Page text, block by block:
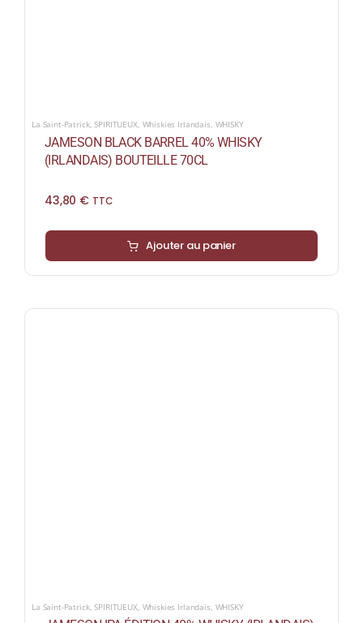
La Saint-Patrick,SPIRITUEUX, Whiskies Irlandais, WHISKY
JAMESON BLACK BARREL 40% WHISKY
(IRLANDAIS) BOUTEILLE 70CL
43,80 € TTC
Ajouter au panier
La Saint-Patrick,SPIRITUEUX, Whiskies Irlandais, WHISKY